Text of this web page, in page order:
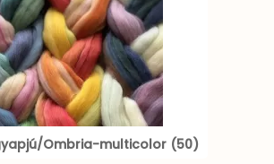
Ombria-multicolor (50)